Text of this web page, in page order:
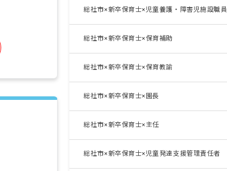
総社市×新卒保育士×児童養護・障害児施設職員
総社市×新卒保育士×保育補助
総社市×新卒保育士×保育教諭
総社市×新卒保育士×園長
総社市×新卒保育士×主任
総社市×新卒保育士×児童発達支援管理責任者